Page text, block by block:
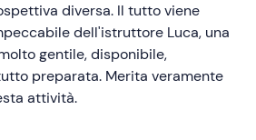
diversa. Il tutto viene
dell'istruttore Luca, una
gentile, disponibile,
preparata. Merita veramente
attività.